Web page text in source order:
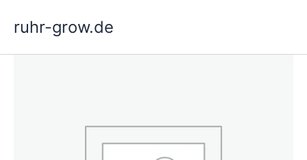
rett
innholdet
ruhr-grow.de